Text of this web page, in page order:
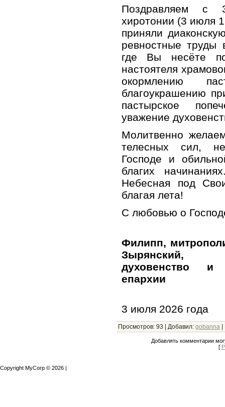
Поздравляем с
хиротонии (3 июля
приняли
ревностные труды
где Вы несёте
настоятеля
окормлению
благоукрашению
пастырское
уважение
Молитвенно
телесных сил,
Господе и
благих
Небесная под
благая лета!
С любовью о
Филипп,
Зырянский,
духовенство и
епархии
3 июля 2026 года
Просмотров: 93 | Добавил: gobanna |
Добавлять комментарии
[
Copyright MyCorp © 2026 |